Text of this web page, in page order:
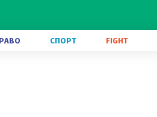
СПОРТ FIGHT